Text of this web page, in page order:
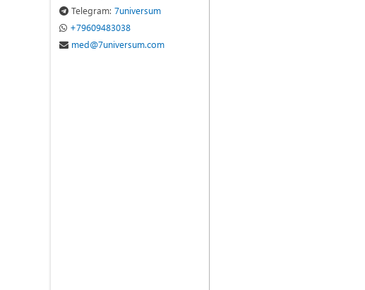
Telegram: 7universum
+79609483038
med@7universum.com